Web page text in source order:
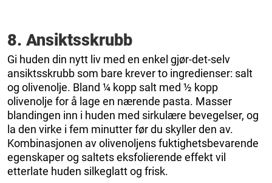
8. Ansiktsskrubb
Gi huden din nytt liv med en enkel gjør-det-selv
ansiktsskrubb som bare krever to ingredienser: salt
og olivenolje. Bland ¼ kopp salt med ½ kopp
olivenolje for å lage en nærende pasta. Masser
blandingen inn i huden med sirkulære bevegelser, og
la den virke i fem minutter før du skyller den av.
Kombinasjonen av olivenoljens fuktighetsbevarende
egenskaper og saltets eksfolierende effekt vil
etterlate huden silkeglatt og frisk.